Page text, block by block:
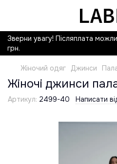
Зверни увагу! Післяплата
грн.
Жіночий одяг Джинси
Жіночі джинси
Артикул: 2499-40 Написати